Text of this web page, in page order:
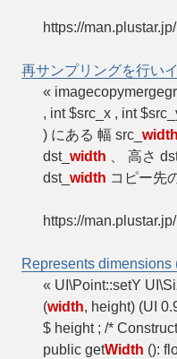
https://
再サンプリングを行い
«
, int $src_x , int
) にある 幅 src_ width
dst_ width 、 高さ
dst_ width コピー先
https://
Represents dimensions
« UI\Point::setY
(width, height) (UI
$ height ; /*
public getWidth ():